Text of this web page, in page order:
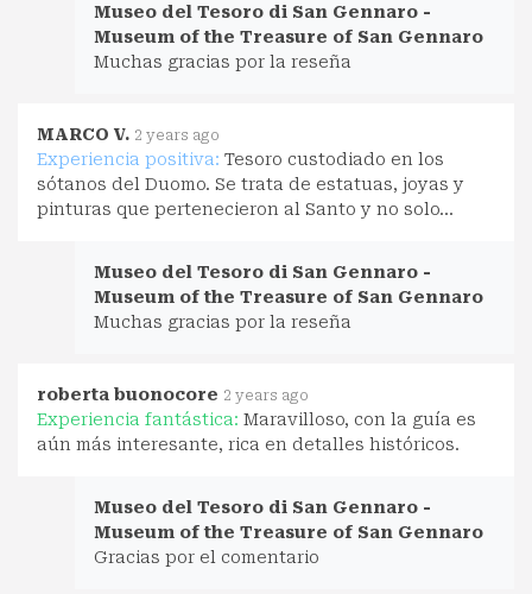
Museo del Tesoro di San Gennaro -
Museum of the Treasure of San Gennaro
Muchas gracias por la reseña
MARCO V. 2 years ago
Experiencia positiva: Tesoro custodiado en los
sótanos del Duomo. Se trata de estatuas, joyas y
pinturas que pertenecieron al Santo y no solo...
Museo del Tesoro di San Gennaro -
Museum of the Treasure of San Gennaro
Muchas gracias por la reseña
roberta buonocore 2 years ago
Experiencia fantástica: Maravilloso, con la guía es
aún más interesante, rica en detalles históricos.
Museo del Tesoro di San Gennaro -
Museum of the Treasure of San Gennaro
Gracias por el comentario